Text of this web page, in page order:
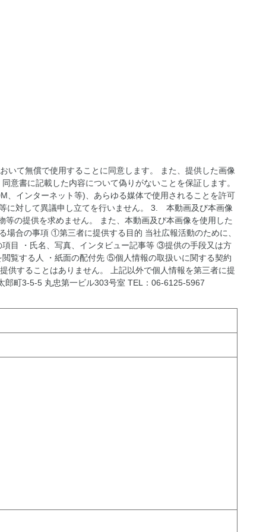
いて無償で使用することに同意します。 また、提供した画像
意書に記載した内容について偽りがないことを保証します。
、インターネット等)、あらゆる媒体で使用されることを許可
に対して異議申し立てを行いません。 3. 本動画及び本画像
の提供を求めません。 また、本動画及び本画像を使用した
合の事項 ①第三者に提供する目的 当社広報活動のために、
目 ・氏名、写真、インタビュー記事等 ③提供の手段又は方
覧する人 ・紙面の配付先 ⑤個人情報の取扱いに関する契約
供することはありません。 上記以外で個人情報を第三者に提
郎町3-5-5 丸忠第一ビル303号室 TEL：06-6125-5967